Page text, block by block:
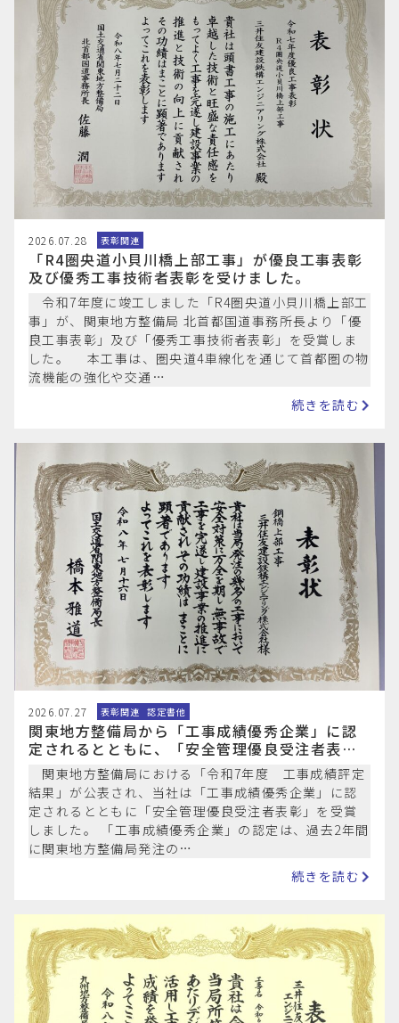
2026.07.28 表彰関連
「R4圏央道小貝川橋上部工事」が優良工事表彰
及び優秀工事技術者表彰を受けました。
令和7年度に竣工しました「R4圏央道小貝川橋上部工
事」が、関東地方整備局 北首都国道事務所長より「優
良工事表彰」及び「優秀工事技術者表彰」を受賞しま
した。 本工事は、圏央道4車線化を通じて首都圏の物
流機能の強化や交通…
続きを読む
2026.07.27 表彰関連 認定書他
関東地方整備局から「工事成績優秀企業」に認
定されるとともに、「安全管理優良受注者表
彰」を受賞しました。
関東地方整備局における「令和7年度 工事成績評定
結果」が公表され、当社は「工事成績優秀企業」に認
定されるとともに「安全管理優良受注者表彰」を受賞
しました。 「工事成績優秀企業」の認定は、過去2年間
に関東地方整備局発注の…
続きを読む